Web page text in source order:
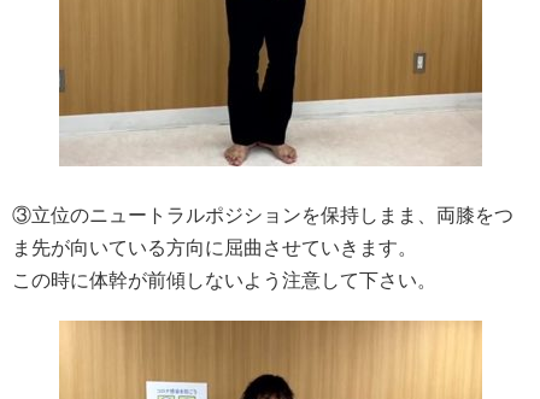
③立位のニュートラルポジションを保持しまま、両膝をつ
ま先が向いている方向に屈曲させていきます。
この時に体幹が前傾しないよう注意して下さい。